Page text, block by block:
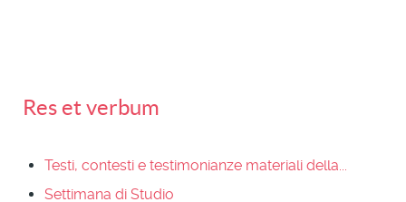
Res et verbum
Testi, contesti e testimonianze materiali della...
Settimana di Studio